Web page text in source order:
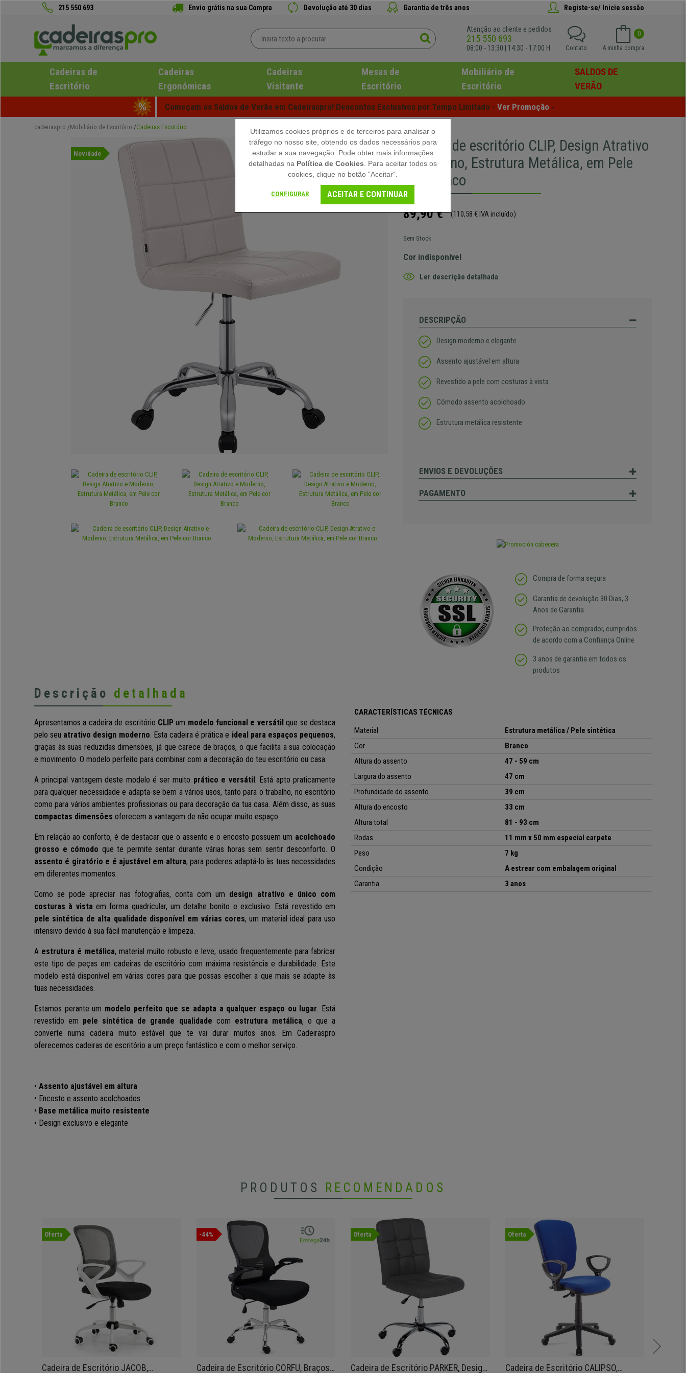
215 550 693 Envio grátis na sua Compra Devolução até 30 dias Garantia de três anos Registe-se/ Inicie sessão
Atenção ao cliente e pedidos
215 550 693
08:00 - 13:30 | 14:30 - 17:00 H
0
A minha compra
Contato
Cadeiras de
Escritório
Cadeiras
Ergonómicas
Cadeiras
Visitante
Mesas de
Escritório
Mobiliário de
Escritório
SALDOS DE
VERÃO
Começam os Saldos de Verão em Cadeiraspro! Descontos Exclusivos por Tempo Limitado - Ver Promoção -
cadeiraspro Mobiliário de Escritório Cadeiras Escritório
Novidade
Cadeira de escritório CLIP, Design Atrativo
e Moderno, Estrutura Metálica, em Pele
cor Branco
89,90 € (110,58 € IVA incluído)
Sem Stock
Cor indisponível
Ler descrição detalhada
DESCRIPÇÃO
Design moderno e elegante
Assento ajustável em altura
Revestido a pele com costuras à vista
Cómodo assento acolchoado
Estrutura metálica resistente
ENVIOS E DEVOLUÇÕES
PAGAMENTO
Compra de forma segura
Garantia de devolução 30 Dias, 3
Anos de Garantia
Proteção ao comprador, cumpridos
de acordo com a Confiança Online
3 anos de garantia em todos os
produtos
Descrição detalhada
Apresentamos a cadeira de escritório CLIP um modelo funcional e versátilque se destaca
pelo seu atrativo design moderno. Esta cadeira é prática e ideal para espaços pequenos,
graças às suas reduzidas dimensões, já que carece de braços, o que facilita a sua colocação
e movimento. O modelo perfeito para combinar com a decoração do teu escritório ou casa.
A principal vantagem deste modelo é ser muito prático e versátil. Está apto praticamente
para qualquer necessidade e adapta-se bem a vários usos, tanto para o trabalho, no escritório
como para vários ambientes profissionais ou para decoração da tua casa. Além disso, as suas
compactas dimensões oferecem a vantagem de não ocupar muito espaço.
Em relação ao conforto, é de destacar que o assento e o encosto possuem um acolchoado
grosso e cómodo que te permite sentar durante várias horas sem sentir desconforto. O
assento é giratório e é ajustável em altura, para poderes adaptá-lo às tuas necessidades
em diferentes momentos.
Como se pode apreciar nas fotografias, conta com um design atrativo e único com
costuras à vista em forma quadricular, um detalhe bonito e exclusivo. Está revestido em
pele sintética de alta qualidade disponível em várias cores, um material ideal para uso
intensivo devido à sua fácil manutenção e limpeza.
A estrutura é metálica, material muito robusto e leve, usado frequentemente para fabricar
este tipo de peças em cadeiras de escritório com máxima resistência e durabilidade. Este
modelo está disponível em várias cores para que possas escolher a que mais se adapte às
tuas necessidades.
Estamos perante um modelo perfeito que se adapta a qualquer espaço ou lugar. Está
revestido em pele sintética de grande qualidade com estrutura metálica, o que a
converte numa cadeira muito estável que te vai durar muitos anos. Em Cadeiraspro
oferecemos cadeiras de escritório a um preço fantástico e com o melhor serviço.
• Assento ajustável em altura
• Encosto e assento acolchoados
• Base metálica muito resistente
• Design exclusivo e elegante
CARACTERÍSTICAS TÉCNICAS
Material
Estrutura metálica / Pele sintética
Cor
Branco
Altura do assento
47 - 59 cm
Largura do assento
47 cm
Profundidade do assento
39 cm
Altura do encosto
33 cm
Altura total
81 - 93 cm
Rodas
11 mm x 50 mm especial carpete
Peso
7 kg
Condição
A estrear com embalagem original
Garantia
3 anos
PRODUTOS RECOMENDADOS
Oferta
Cadeira de Escritório JACOB,
-44%
Cadeira de Escritório CORFU, Braços
Oferta
Cadeira de Escritório PARKER, Design
Oferta
Cadeira de Escritório CALIPSO,
Utilizamos cookies próprios e de terceiros para analisar o
tráfego no nosso site, obtendo os dados necessários para
estudar a sua navegação. Pode obter mais informações
detalhadas na Política de Cookies . Para aceitar todos os
cookies, clique no botão "Aceitar".
CONFIGURAR ACEITAR E CONTINUAR